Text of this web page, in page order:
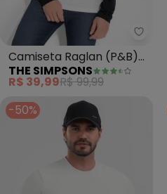
The
Camiseta Raglan (P&B)
com Estampa The
Simpsons
THE SIMPSONS
R$ 39,99R$ 99,99
-50%